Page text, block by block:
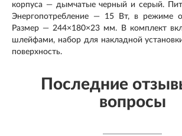
корпуса — дымчатые черный и серый.
Энергопотребление — 15 Вт, в режиме
Размер — 244×180×23 мм. В комплект
шлейфами, набор для накладной
поверхность.
Последние
вопросы